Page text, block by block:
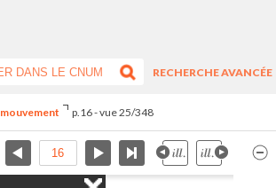
RECHERCHE AVANCÉE
p.16 - vue 25/348